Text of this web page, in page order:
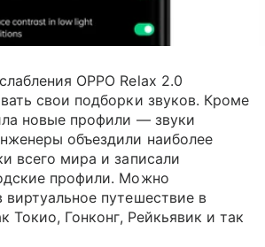
OPPO Relax 2.0
свои подборки звуков. Кроме
новые профили — звуки
объездили наиболее
всего мира и записали
профили. Можно
виртуальное путешествие в
Токио, Гонконг, Рейкьявик и так